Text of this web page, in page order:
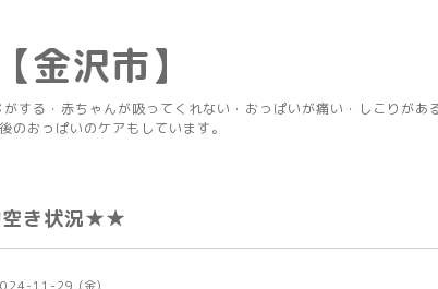
金沢市】
る・赤ちゃんが吸ってくれない・おっぱいが痛い・しこりがあ
おっぱいのケアもしています。
き状況★★